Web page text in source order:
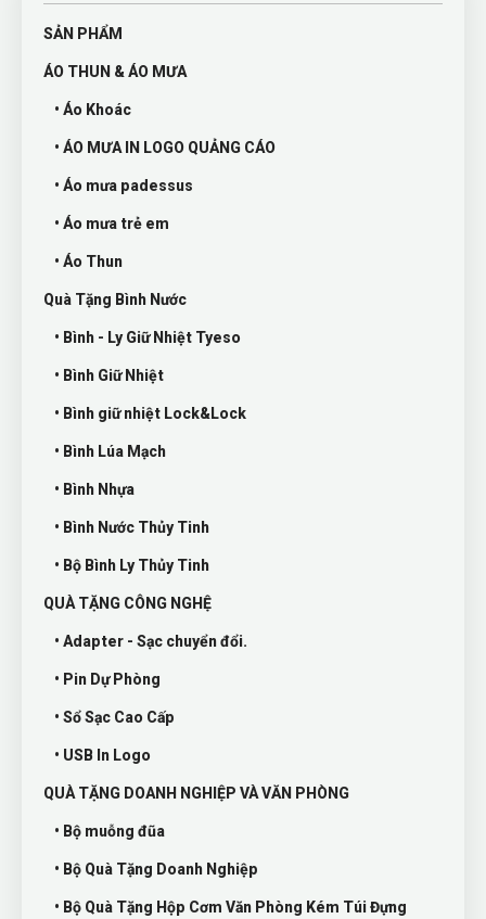
SẢN PHẨM
ÁO THUN & ÁO MƯA
• Áo Khoác
• ÁO MƯA IN LOGO QUẢNG CÁO
• Áo mưa padessus
• Áo mưa trẻ em
• Áo Thun
Quà Tặng Bình Nước
• Bình - Ly Giữ Nhiệt Tyeso
• Bình Giữ Nhiệt
• Bình giữ nhiệt Lock&Lock
• Bình Lúa Mạch
• Bình Nhựa
• Bình Nước Thủy Tinh
• Bộ Bình Ly Thủy Tinh
QUÀ TẶNG CÔNG NGHỆ
• Adapter - Sạc chuyển đổi.
• Pin Dự Phòng
• Sổ Sạc Cao Cấp
• USB In Logo
QUÀ TẶNG DOANH NGHIỆP VÀ VĂN PHÒNG
• Bộ muỗng đũa
• Bộ Quà Tặng Doanh Nghiệp
• Bộ Quà Tặng Hộp Cơm Văn Phòng Kém Túi Đựng